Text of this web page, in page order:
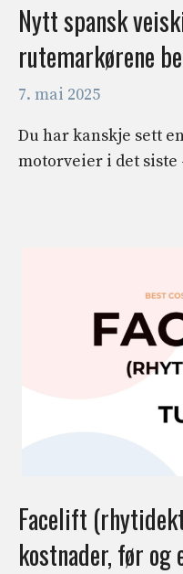
Nytt spansk
rutemarkørene
7. mai 2025
Du har kanskje sett
motorveier i det siste
Facelift
kostnader, før og